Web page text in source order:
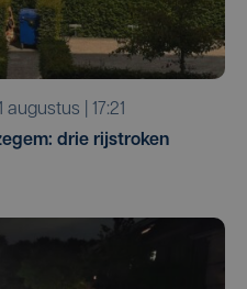
augustus | 17:21
drie rijstroken